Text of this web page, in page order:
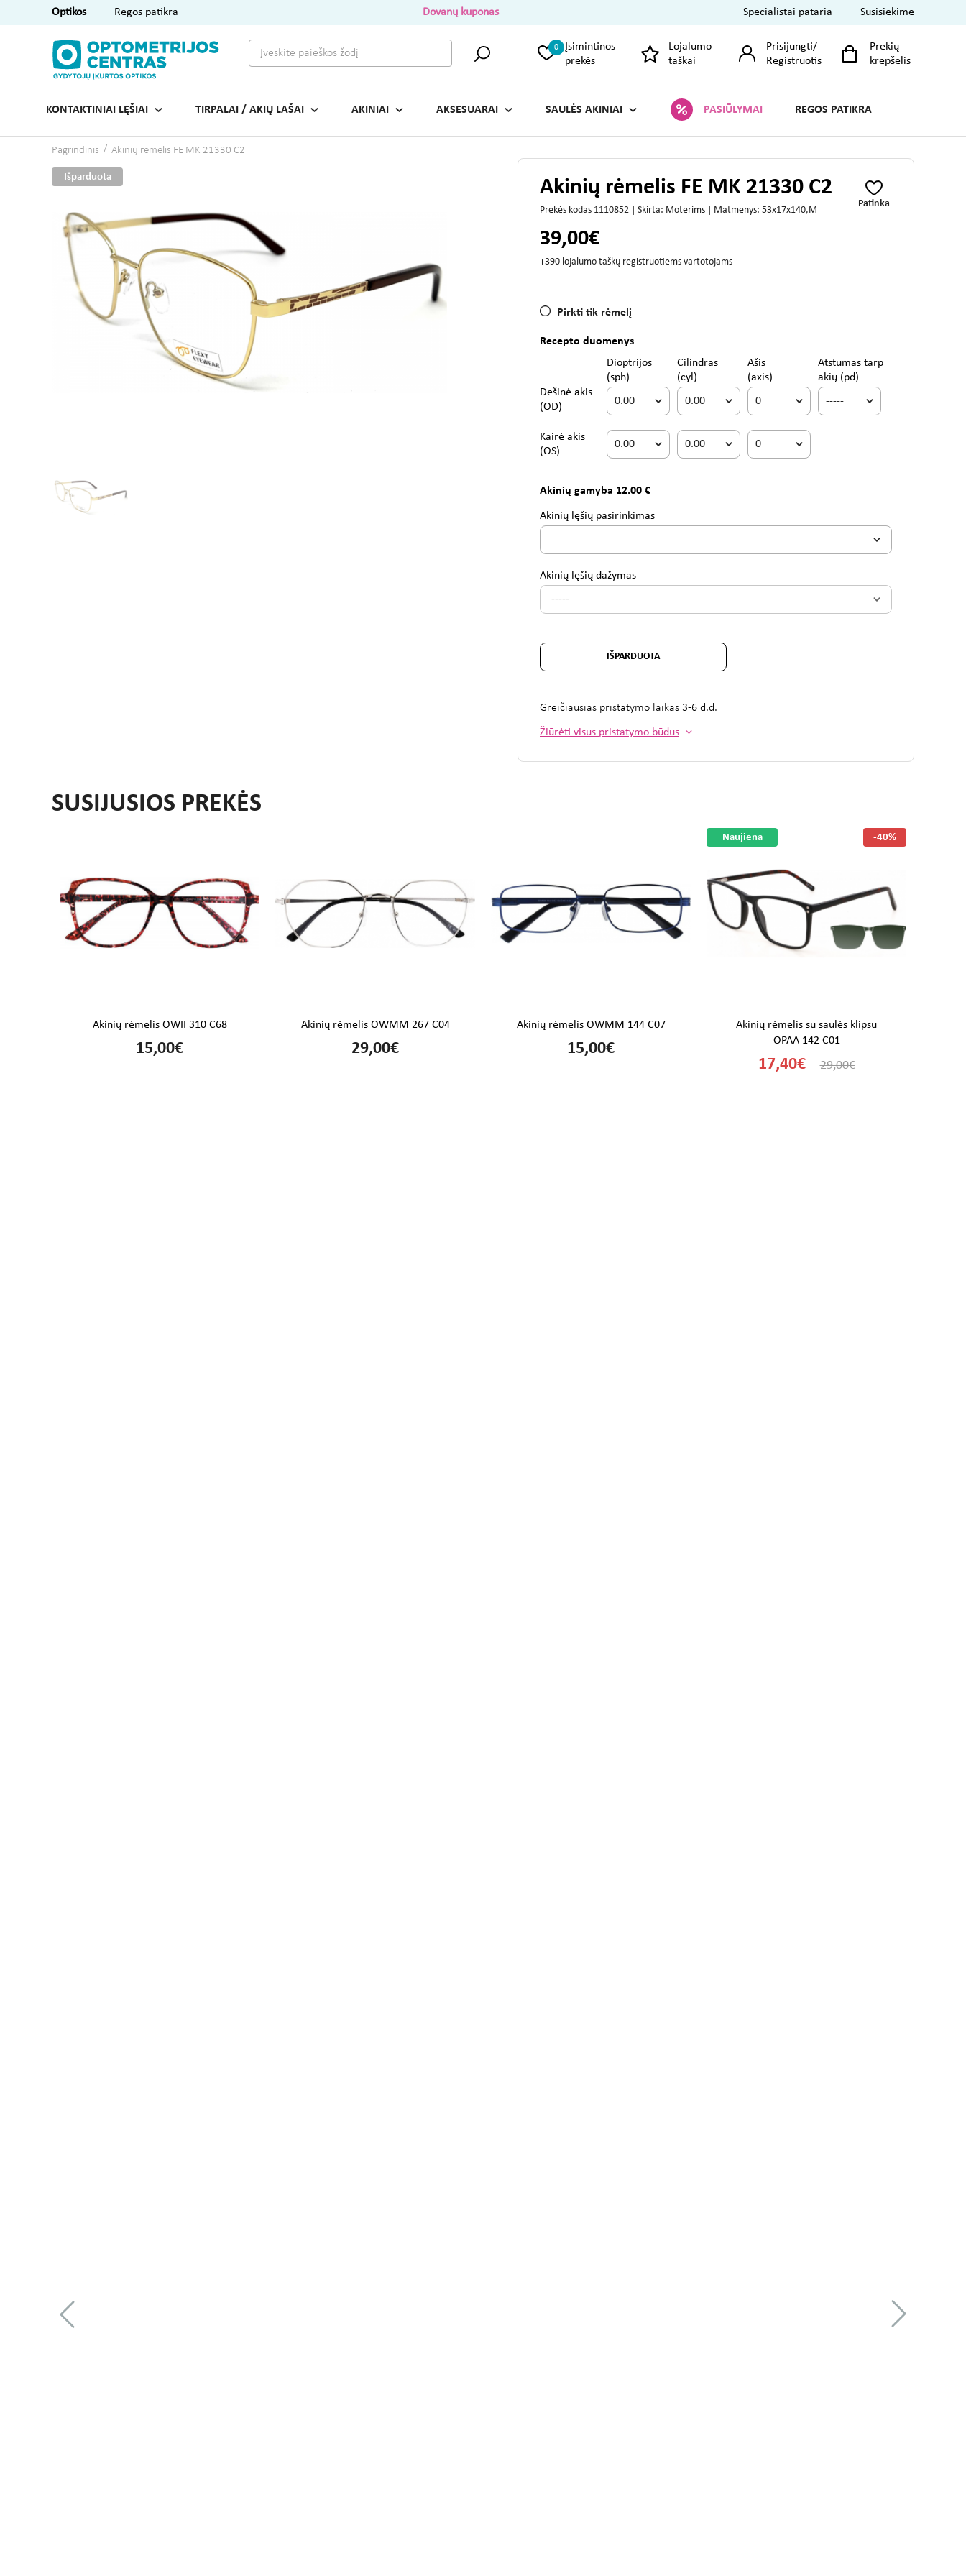
Optikos Regos patikra Dovanų kuponas Specialistai pataria Susisiekime
Įsimintinos
prekės
0
Lojalumo
taškai
Prisijungti/
Registruotis
Prekių
krepšelis
KONTAKTINIAI LĘŠIAI TIRPALAI / AKIŲ LAŠAI AKINIAI AKSESUARAI SAULĖS AKINIAI PASIŪLYMAI REGOS PATIKRA
Pagrindinis Akinių rėmelis FE MK 21330 C2
Išparduota
Patinka
Akinių rėmelis FE MK 21330 C2
Prekės kodas 1110852 | Skirta: Moterims | Matmenys: 53x17x140,M
39,00€
+390 lojalumo taškų registruotiems vartotojams
Pirkti tik rėmelį
Recepto duomenys
Dešinė akis
(OD)
Dioptrijos
(sph)
Cilindras
(cyl)
Ašis
(axis)
Atstumas tarp
akių (pd)
Kairė akis
(OS)
Akinių gamyba 12.00 €
Akinių lęšių pasirinkimas
Akinių lęšių dažymas
IŠPARDUOTA
Greičiausias pristatymo laikas 3-6 d.d.
Žiūrėti visus pristatymo būdus
SUSIJUSIOS PREKĖS
Akinių rėmelis OWII 310 C68
15,00€
Akinių rėmelis OWMM 267 C04
29,00€
Akinių rėmelis OWMM 144 C07
15,00€
Naujiena -40%
Akinių rėmelis su saulės klipsu
OPAA 142 C01
17,40€ 29,00€